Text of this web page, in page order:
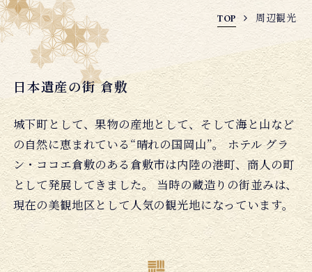
TOP 周辺観光
日本遺産の街 倉敷
城下町として、果物の産地として、そして海と山など
の自然に恵まれている“晴れの国岡山”。ホテル グラ
ン・ココエ倉敷のある倉敷市は内陸の港町、商人の町
として発展してきました。当時の蔵造りの街並みは、
現在の美観地区として人気の観光地になっています。